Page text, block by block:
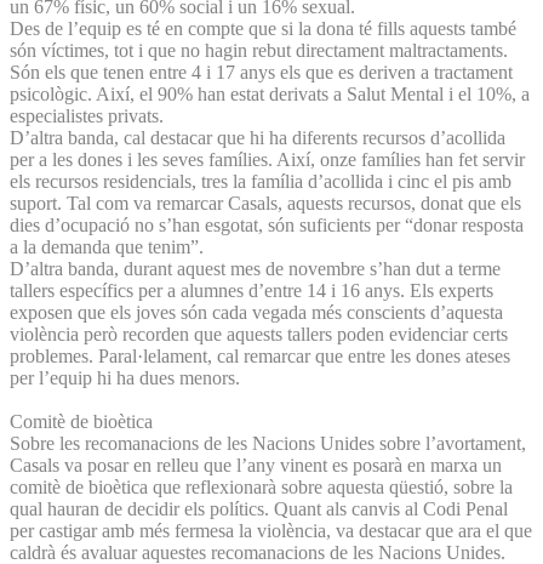
un 67% físic, un 60% social i un 16% sexual.
Des de l’equip es té en compte que si la dona té fills aquests també
són víctimes, tot i que no hagin rebut directament maltractaments.
Són els que tenen entre 4 i 17 anys els que es deriven a tractament
psicològic. Així, el 90% han estat derivats a Salut Mental i el 10%, a
especialistes privats.
D’altra banda, cal destacar que hi ha diferents recursos d’acollida
per a les dones i les seves famílies. Així, onze famílies han fet servir
els recursos residencials, tres la família d’acollida i cinc el pis amb
suport. Tal com va remarcar Casals, aquests recursos, donat que els
dies d’ocupació no s’han esgotat, són suficients per “donar resposta
a la demanda que tenim”.
D’altra banda, durant aquest mes de novembre s’han dut a terme
tallers específics per a alumnes d’entre 14 i 16 anys. Els experts
exposen que els joves són cada vegada més conscients d’aquesta
violència però recorden que aquests tallers poden evidenciar certs
problemes. Paral·lelament, cal remarcar que entre les dones ateses
per l’equip hi ha dues menors.
Comitè de bioètica
Sobre les recomanacions de les Nacions Unides sobre l’avortament,
Casals va posar en relleu que l’any vinent es posarà en marxa un
comitè de bioètica que reflexionarà sobre aquesta qüestió, sobre la
qual hauran de decidir els polítics. Quant als canvis al Codi Penal
per castigar amb més fermesa la violència, va destacar que ara el que
caldrà és avaluar aquestes recomanacions de les Nacions Unides.